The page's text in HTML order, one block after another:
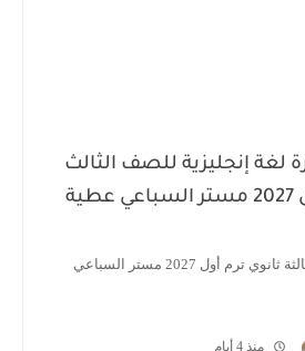
لغة إنجليزية للصف الثالث
الثانوي الترم الأول 2027 مستر السباعي عطية
تحميل مذكرة الإنجليزي ثالثة ثانوي ترم أول 2027 مستر السباعي
منذ 4 أيام